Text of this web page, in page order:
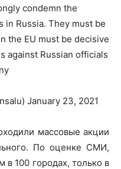
condemn the
Russia. They must be
the EU must be decisive
against Russian officials
January 23, 2021
массовые акции
По оценке СМИ,
в 100 городах, только в